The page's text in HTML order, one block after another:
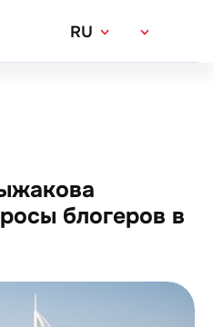
блогеров в
RU